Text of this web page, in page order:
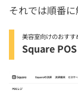
それでは順番に
美容室向けのおす
Square